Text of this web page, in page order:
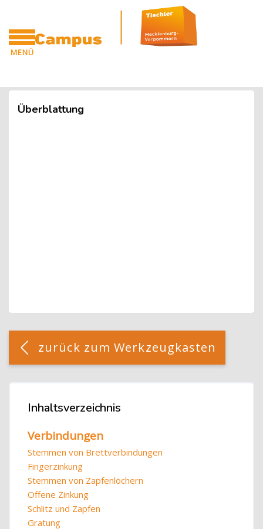
MENÜ
Zum Hauptinhalt
Blöcke
Blöcke
Überblattung
Blöcke
[Cocoon] Custom HTML überspringen
zurück zum Werkzeugkasten
Inhaltsverzeichnis überspringen
Inhaltsverzeichnis
Verbindungen
Stemmen von Brettverbindungen
Fingerzinkung
Stemmen von Zapfenlöchern
Offene Zinkung
Schlitz und Zapfen
Gratung